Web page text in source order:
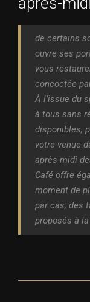
de certains
ouvre ses
vous
concoctée
À l’issue du
à tous sans
disponibles,
votre venue
après-midi
Café offre
moment de
par cas; des
proposés à